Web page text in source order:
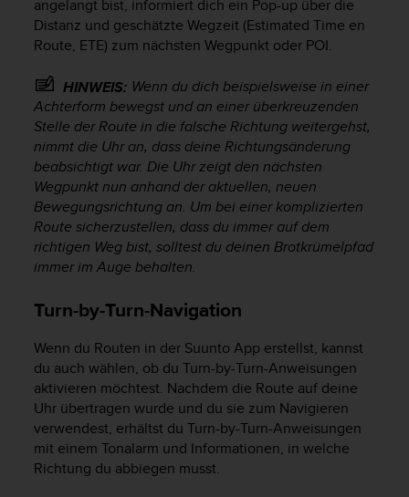
angelangt bist, informiert dich ein Pop-up über die
Distanz und geschätzte Wegzeit (Estimated Time en
Route, ETE) zum nächsten Wegpunkt oder POI.
HINWEIS: Wenn du dich beispielsweise in einer
Achterform bewegst und an einer überkreuzenden
Stelle der Route in die falsche Richtung weitergehst,
nimmt die Uhr an, dass deine Richtungsänderung
beabsichtigt war. Die Uhr zeigt den nächsten
Wegpunkt nun anhand der aktuellen, neuen
Bewegungsrichtung an. Um bei einer komplizierten
Route sicherzustellen, dass du immer auf dem
richtigen Weg bist, solltest du deinen Brotkrümelpfad
immer im Auge behalten.
Turn-by-Turn-Navigation
Wenn du Routen in der Suunto App erstellst, kannst
du auch wählen, ob du Turn-by-Turn-Anweisungen
aktivieren möchtest. Nachdem die Route auf deine
Uhr übertragen wurde und du sie zum Navigieren
verwendest, erhältst du Turn-by-Turn-Anweisungen
mit einem Tonalarm und Informationen, in welche
Richtung du abbiegen musst.